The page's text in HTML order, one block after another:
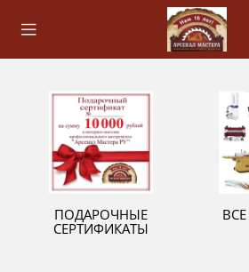
ПОДАРОЧНЫЕ
СЕРТИФИКАТЫ